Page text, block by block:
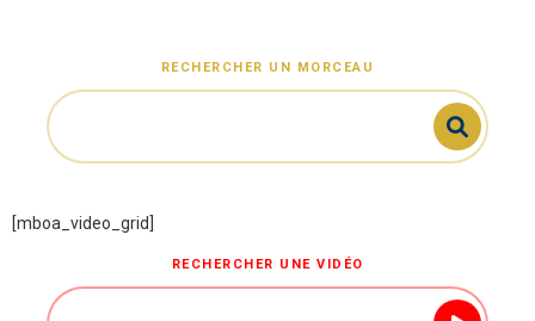
RECHERCHER UN MORCEAU
[mboa_video_grid]
RECHERCHER UNE VIDÉO